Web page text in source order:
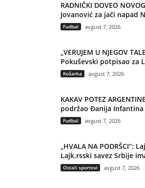
RADNIČKI DOVEO
Jovanović za jači napad
Fudbal avgust 7, 2026
„VERUJEM U NJEGOV
Pokuševski potpisao za
Košarka avgust 7, 2026
KAKAV POTEZ
podržao Đanija Infantina
Fudbal avgust 7, 2026
„HVALA NA PODRŠCI“:
Lajk.rsski savez Srbije
Ostali sportovi avgust 7, 2026